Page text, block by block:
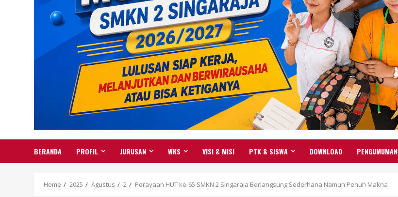
BERANDA PROFIL JURUSAN WKS VISI & MISI PTK & SISWA DOWNLOAD PENGUMUMAN
Home 2025 Agustus 2 Perayaan HUT ke-65 SMKN 2 Singaraja Berlangsung Sederhana Namun Penuh Makna